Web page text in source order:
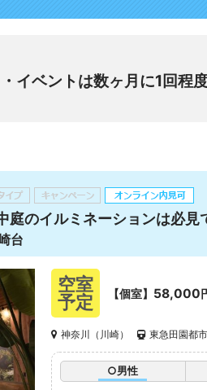
イベントは数ヶ月に1回程
庭のイルミネーションは必見
台
空室
予定
【個室】 58,000
神奈川（川崎） 東急田園都
○男性